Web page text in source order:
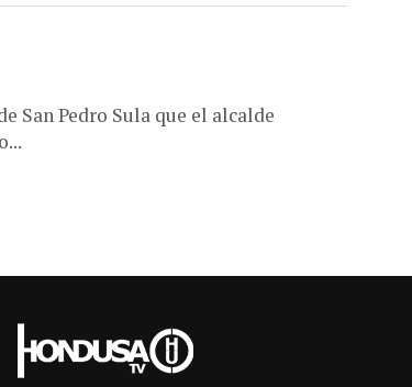
San Pedro Sula que el alcalde